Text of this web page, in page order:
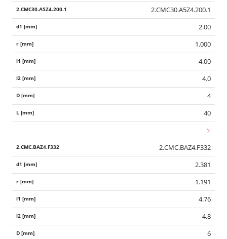
2.CMC30.A5Z4.200.1
2.00
1.000
4.00
4.0
4
40
2.CMC.BAZ4.F332
2.381
1.191
4.76
4.8
6